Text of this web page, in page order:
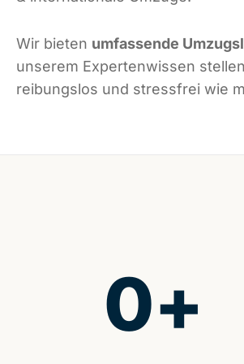
Wir bieten umfassende
unserem Expertenwissen
reibungslos und stressfrei wie
0+